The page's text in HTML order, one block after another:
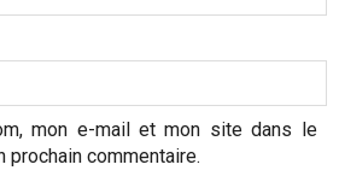
mon e-mail et mon site dans le
prochain commentaire.